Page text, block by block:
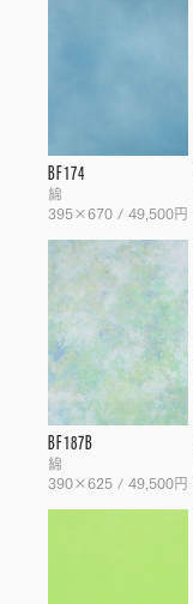
BF174
綿
395×670 / 49,500円
BF187B
綿
390×625 / 49,500円